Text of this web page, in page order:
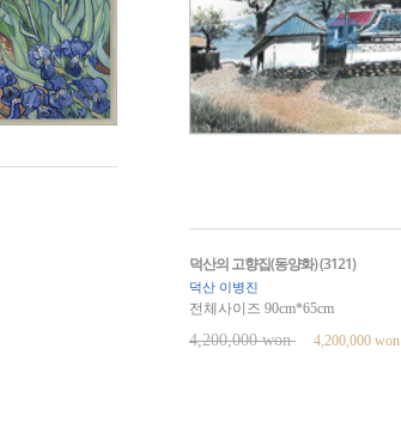
덕산의 고향집(동양화) (3121)
덕산 이병진
전체사이즈 90cm*65cm
4,200,000 won 4,200,000 won